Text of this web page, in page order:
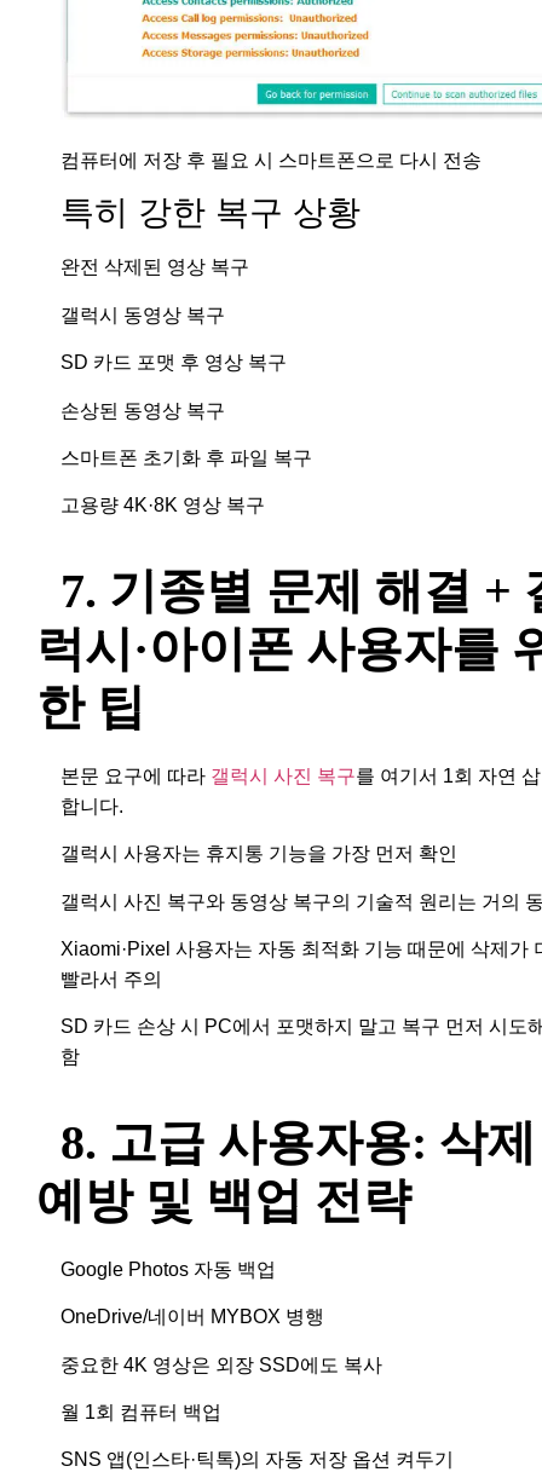
컴퓨터에 저장 후 필요 시 스마트폰으로 다시 전송
특히 강한 복구 상황
완전 삭제된 영상 복구
갤럭시 동영상 복구
SD 카드 포맷 후 영상 복구
손상된 동영상 복구
스마트폰 초기화 후 파일 복구
고용량 4K·8K 영상 복구
7. 기종별 문제 해결 +
럭시·아이폰 사용자를
한 팁
본문 요구에 따라 갤럭시 사진 복구를 여기서 1회 자연
합니다.
갤럭시 사용자는 휴지통 기능을 가장 먼저 확인
갤럭시 사진 복구와 동영상 복구의 기술적 원리는 거의
Xiaomi·Pixel 사용자는 자동 최적화 기능 때문에 삭제가
빨라서 주의
SD 카드 손상 시 PC에서 포맷하지 말고 복구 먼저 시도
함
8. 고급 사용자용: 삭제
예방 및 백업 전략
Google Photos 자동 백업
OneDrive/네이버 MYBOX 병행
중요한 4K 영상은 외장 SSD에도 복사
월 1회 컴퓨터 백업
SNS 앱(인스타·틱톡)의 자동 저장 옵션 켜두기